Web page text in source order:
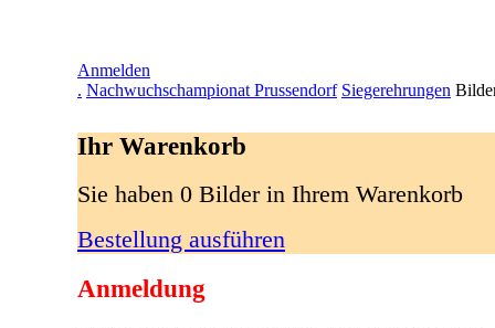
Anmelden
. Nachwuchschampionat Prussendorf Siegerehrungen
Ihr Warenkorb
Sie haben 0 Bilder in Ihrem Warenkorb
Bestellung ausführen
Anmeldung